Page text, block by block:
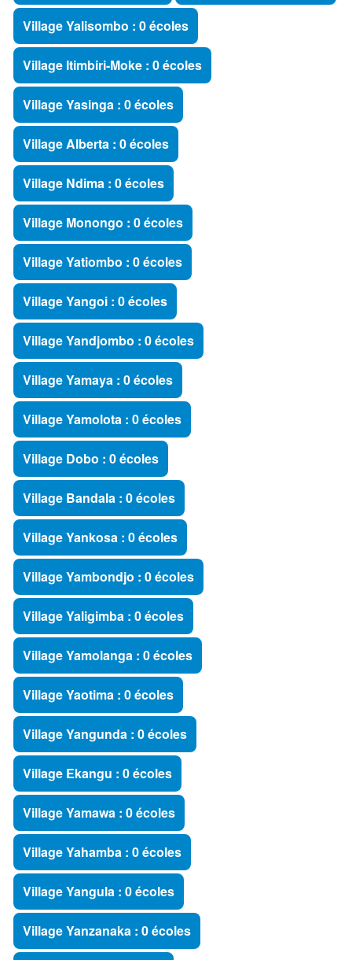
Village Yalisombo : 0 écoles
Village Itimbiri-Moke : 0 écoles
Village Yasinga : 0 écoles
Village Alberta : 0 écoles
Village Ndima : 0 écoles
Village Monongo : 0 écoles
Village Yatiombo : 0 écoles
Village Yangoi : 0 écoles
Village Yandjombo : 0 écoles
Village Yamaya : 0 écoles
Village Yamolota : 0 écoles
Village Dobo : 0 écoles
Village Bandala : 0 écoles
Village Yankosa : 0 écoles
Village Yambondjo : 0 écoles
Village Yaligimba : 0 écoles
Village Yamolanga : 0 écoles
Village Yaotima : 0 écoles
Village Yangunda : 0 écoles
Village Ekangu : 0 écoles
Village Yamawa : 0 écoles
Village Yahamba : 0 écoles
Village Yangula : 0 écoles
Village Yanzanaka : 0 écoles